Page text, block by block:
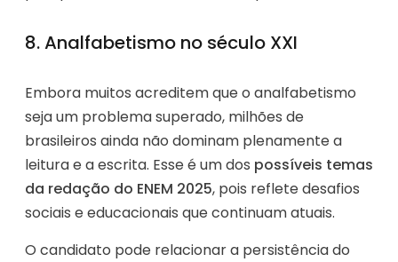
8. Analfabetismo no século XXI
Embora muitos acreditem que o analfabetismo
seja um problema superado, milhões de
brasileiros ainda não dominam plenamente a
leitura e a escrita. Esse é um dos possíveis temas
da redação do ENEM 2025, pois reflete desafios
sociais e educacionais que continuam atuais.
O candidato pode relacionar a persistência do